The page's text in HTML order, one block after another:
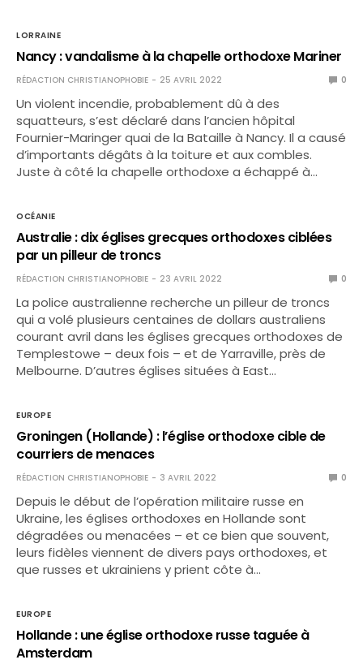
LORRAINE
Nancy : vandalisme à la chapelle orthodoxe Mariner
RÉDACTION CHRISTIANOPHOBIE 25 AVRIL 2022 0
Un violent incendie, probablement dû à des
squatteurs, s’est déclaré dans l’ancien hôpital
Fournier-Maringer quai de la Bataille à Nancy. Il a causé
d’importants dégâts à la toiture et aux combles.
Juste à côté la chapelle orthodoxe a échappé à…
OCÉANIE
Australie : dix églises grecques orthodoxes ciblées
par un pilleur de troncs
RÉDACTION CHRISTIANOPHOBIE 23 AVRIL 2022 0
La police australienne recherche un pilleur de troncs
qui a volé plusieurs centaines de dollars australiens
courant avril dans les églises grecques orthodoxes de
Templestowe – deux fois – et de Yarraville, près de
Melbourne. D’autres églises situées à East…
EUROPE
Groningen (Hollande) : l’église orthodoxe cible de
courriers de menaces
RÉDACTION CHRISTIANOPHOBIE 3 AVRIL 2022 0
Depuis le début de l’opération militaire russe en
Ukraine, les églises orthodoxes en Hollande sont
dégradées ou menacées – et ce bien que souvent,
leurs fidèles viennent de divers pays orthodoxes, et
que russes et ukrainiens y prient côte à…
EUROPE
Hollande : une église orthodoxe russe taguée à
Amsterdam